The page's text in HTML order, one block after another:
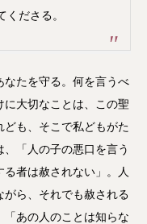
くださる。
なたを守る。何を言うべ
に大切なことは、この聖
も、そこで私どもがた
「人の子の悪口を言う
者は赦されない」。人
ら、それでも赦される
「あの人のことは知らな